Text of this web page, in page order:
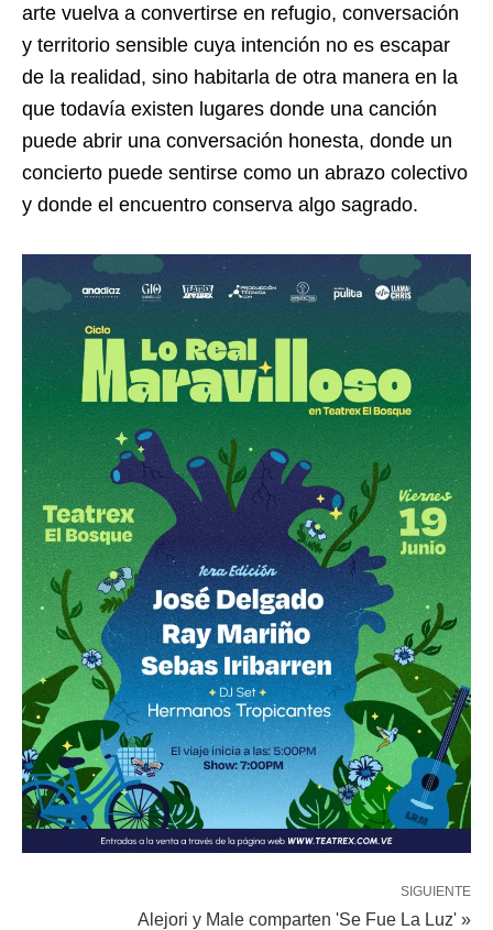
arte vuelva a convertirse en refugio, conversación
y territorio sensible cuya intención no es escapar
de la realidad, sino habitarla de otra manera en la
que todavía existen lugares donde una canción
puede abrir una conversación honesta, donde un
concierto puede sentirse como un abrazo colectivo
y donde el encuentro conserva algo sagrado.
SIGUIENTE
Alejori y Male comparten 'Se Fue La Luz' »